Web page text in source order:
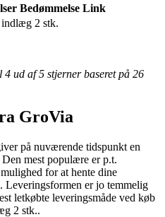
Bedømmelse Link
2 stk.
4 ud af 5 stjerner baseret på 26
GroVia
på nuværende tidspunkt en
mest populære er p.t.
for at hente dine
Leveringsformen er jo temmelig
letkøbte leveringsmåde ved køb
2 stk..